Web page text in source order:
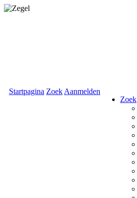
Startpagina Zoek Aanmelden
Zoek